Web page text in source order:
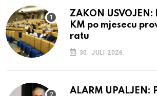
ZAKON USVOJEN:
KM po mjesecu
ratu
30. JULI 2026.
ALARM UPALJEN: